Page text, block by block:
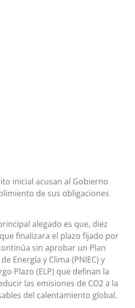
inicial acusan al Gobierno
de sus obligaciones
alegado es que, diez
finalizara el plazo fijado por
sin aprobar un Plan
Energía y Clima (PNIEC) y
Plazo (ELP) que definan la
las emisiones de CO2 a la
del calentamiento global.